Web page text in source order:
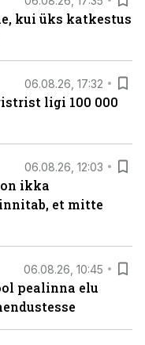
kui üks katkestus
06.08.26, 17:32
ligi 100 000
06.08.26, 12:03
ikka
et mitte
06.08.26, 10:45
pealinna elu